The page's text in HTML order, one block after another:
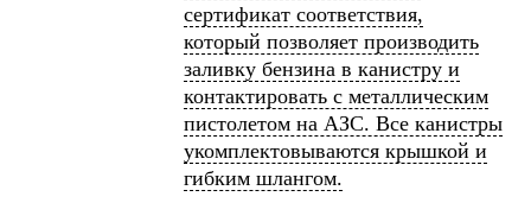
сертификат соответствия,
который позволяет производить
заливку бензина в канистру и
контактировать с металлическим
пистолетом на АЗС. Все канистры
укомплектовываются крышкой и
гибким шлангом.